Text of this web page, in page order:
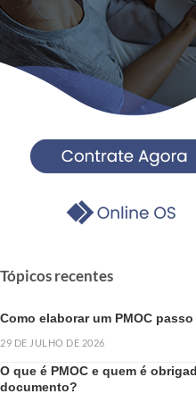
Tópicos recentes
Como elaborar um PMOC
29 DE JULHO DE 2026
O que é PMOC e quem é
documento?